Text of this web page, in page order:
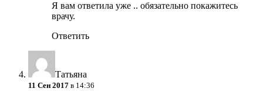
Я вам ответила уже .. обязательно покажитесь
врачу.
Ответить
Татьяна
11 Сен 2017 в 14:36